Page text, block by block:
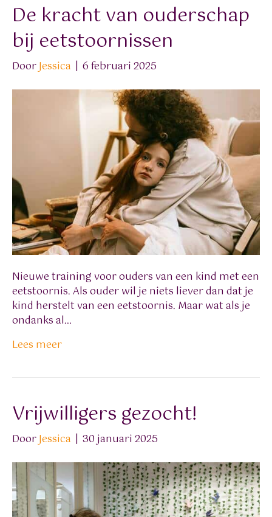
De kracht van ouderschap
bij eetstoornissen
DoorJessica | 6 februari 2025
Nieuwe training voor ouders van een kind met een
eetstoornis. Als ouder wil je niets liever dan dat je
kind herstelt van een eetstoornis. Maar wat als je
ondanks al…
Lees meer
Vrijwilligers gezocht!
DoorJessica | 30 januari 2025